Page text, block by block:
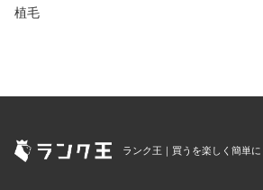
植毛
ランク王｜買うを楽しく簡単に